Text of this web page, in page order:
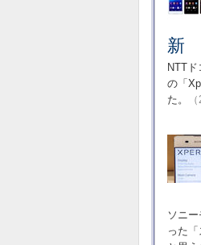
新
NTT
の「
た。
ソニ
った